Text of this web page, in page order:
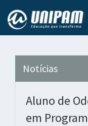
Notícias
Aluno de
em